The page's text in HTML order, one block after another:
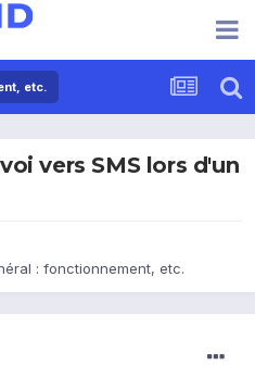
etc.
vers SMS lors d'un
: fonctionnement, etc.